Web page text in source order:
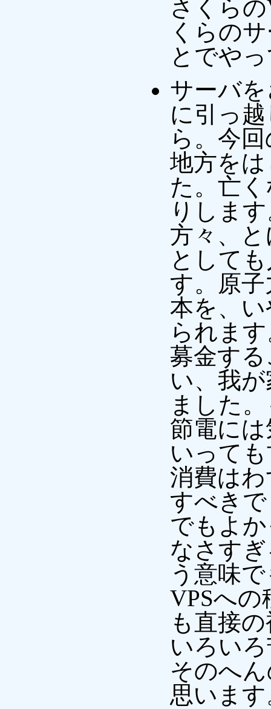
さくら
くらの
とでや
サーバ
に引っ
ら。今
地方を
た。亡
りしま
方々、
として
す。原
本を、
られま
募金す
い、我
ました
節電に
いって
消費は
すべき
でもよ
なさす
う意味
VPSへ
も直接
いろい
そのへ
思いま